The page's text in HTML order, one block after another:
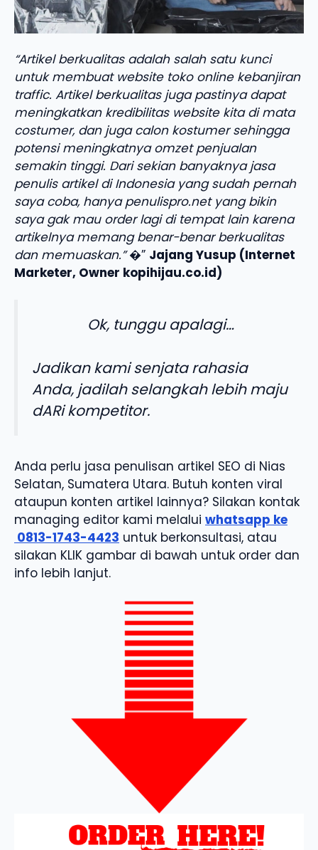
“Artikel berkualitas adalah salah satu kunci
untuk membuat website toko online kebanjiran
traffic. Artikel berkualitas juga pastinya dapat
meningkatkan kredibilitas website kita di mata
costumer, dan juga calon kostumer sehingga
potensi meningkatnya omzet penjualan
semakin tinggi. Dari sekian banyaknya jasa
penulis artikel di Indonesia yang sudah pernah
saya coba, hanya penulispro.net yang bikin
saya gak mau order lagi di tempat lain karena
artikelnya memang benar-benar berkualitas
dan memuaskan.”�” Jajang Yusup (Internet
Marketer, Owner kopihijau.co.id)
Ok, tunggu apalagi…
Jadikan kami senjata rahasia
Anda, jadilah selangkah lebih maju
dARi kompetitor.
Anda perlu jasa penulisan artikel SEO di Nias
Selatan, Sumatera Utara. Butuh konten viral
ataupun konten artikel lainnya? Silakan kontak
managing editor kami melalui whatsapp ke
0813-1743-4423 untuk berkonsultasi, atau
silakan KLIK gambar di bawah untuk order dan
info lebih lanjut.